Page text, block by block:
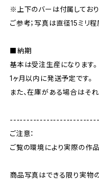
※上下のバーは付属しており
ご参考；写真は直径15ミリ
■納期
基本は受注生産になります。
1ヶ月以内に発送予定です。
また、在庫がある場合はそれ
ご注意：
ご覧の環境により実際の作
商品写真はできる限り実物